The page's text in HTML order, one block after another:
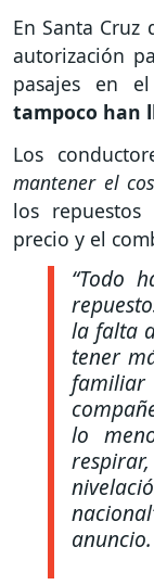
En Santa Cruz
autorización
pasajes en
tampoco han
Los
mantener el
los
precio y el
“Todo
la falta
tener
lo
anuncio.